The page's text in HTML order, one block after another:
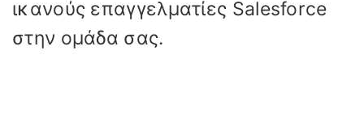
ικανούς επαγγελματίες Salesforce
στην ομάδα σας.